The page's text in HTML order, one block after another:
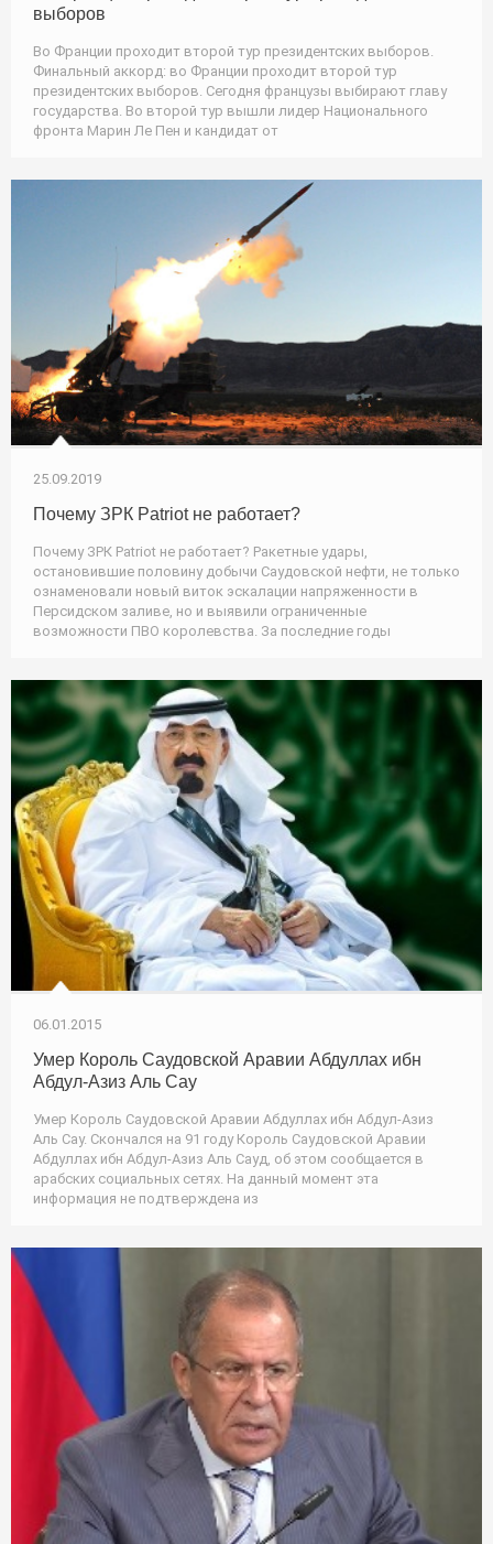
выборов
Во Франции проходит второй тур президентских выборов.
Финальный аккорд: во Франции проходит второй тур
президентских выборов. Сегодня французы выбирают главу
государства. Во второй тур вышли лидер Национального
фронта Марин Ле Пен и кандидат от
25.09.2019
Почему ЗРК Patriot не работает?
Почему ЗРК Patriot не работает? Ракетные удары,
остановившие половину добычи Саудовской нефти, не только
ознаменовали новый виток эскалации напряженности в
Персидском заливе, но и выявили ограниченные
возможности ПВО королевства. За последние годы
06.01.2015
Умер Король Саудовской Аравии Абдуллах ибн
Абдул-Азиз Аль Сау
Умер Король Саудовской Аравии Абдуллах ибн Абдул-Азиз
Аль Сау. Скончался на 91 году Король Саудовской Аравии
Абдуллах ибн Абдул-Азиз Аль Сауд, об этом сообщается в
арабских социальных сетях. На данный момент эта
информация не подтверждена из